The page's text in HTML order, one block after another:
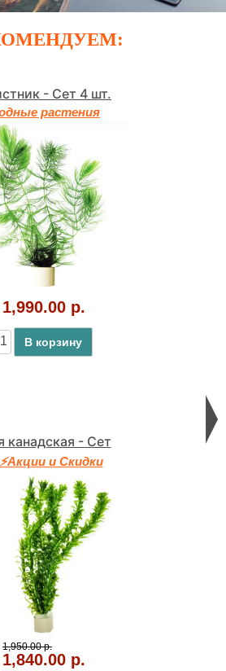
- Сет 4 шт.
растения
1,990.00 р.
В корзину
канадская - Сет
⚡Акции и Скидки
1,950.00 р.
1,840.00 р.